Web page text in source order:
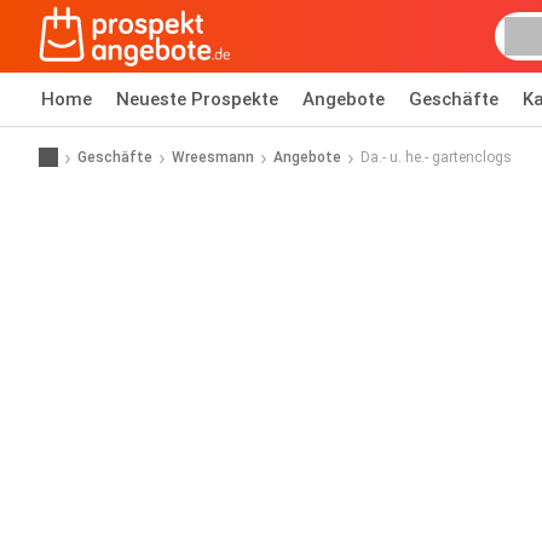
Home Neueste Prospekte Angebote Geschäfte
Geschäfte Wreesmann Angebote Da.- u. he.- gartenclogs